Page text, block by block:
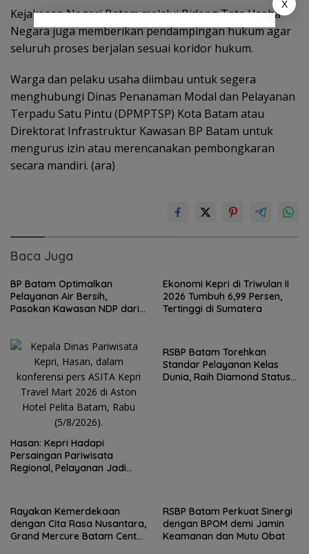
Kejaksaan Negeri Batam melalui Bidang Tata Usaha
Negara juga memberikan pendampingan hukum agar
seluruh proses berjalan sesuai koridor hukum.
Warga dan pelaku usaha diimbau untuk segera
menghubungi Dinas Penanaman Modal dan Pelayanan
Terpadu Satu Pintu (DPMPTSP) Kota Batam atau
Direktorat Infrastruktur Kawasan BP Batam untuk
mengurus izin atau merencanakan pembongkaran
secara mandiri. (ara)
Baca Juga
BP Batam Optimalkan
Pelayanan Air Bersih,
Pasokan Kawasan NDP dari
Ekonomi Kepri di Triwulan II
2026 Tumbuh 6,99 Persen,
Tertinggi di Sumatera
Hasan: Kepri Hadapi
Persaingan Pariwisata
Regional, Pelayanan Jadi
RSBP Batam Torehkan
Standar Pelayanan Kelas
Dunia, Raih Diamond Status
Rayakan Kemerdekaan
dengan Cita Rasa Nusantara,
Grand Mercure Batam Centre
RSBP Batam Perkuat Sinergi
dengan BPOM demi Jamin
Keamanan dan Mutu Obat
X